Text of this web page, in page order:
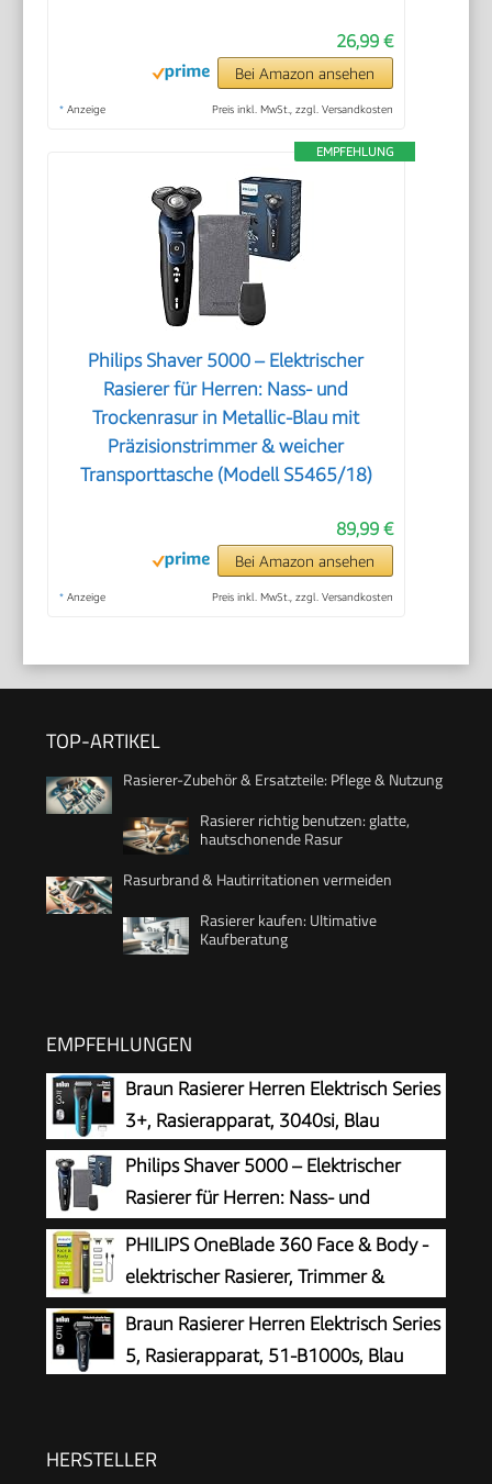
26,99 €
Bei Amazon ansehen
* Anzeige Preis inkl. MwSt., zzgl. Versandkosten
EMPFEHLUNG
Philips Shaver 5000 – Elektrischer
Rasierer für Herren: Nass- und
Trockenrasur in Metallic-Blau mit
Präzisionstrimmer & weicher
Transporttasche (Modell S5465/18)
89,99 €
Bei Amazon ansehen
* Anzeige Preis inkl. MwSt., zzgl. Versandkosten
TOP-ARTIKEL
Rasierer-Zubehör & Ersatzteile: Pflege & Nutzung
Rasierer richtig benutzen: glatte,
hautschonende Rasur
Rasurbrand & Hautirritationen vermeiden
Rasierer kaufen: Ultimative
Kaufberatung
EMPFEHLUNGEN
Braun Rasierer Herren Elektrisch Series
3+, Rasierapparat, 3040si, Blau
Philips Shaver 5000 – Elektrischer
Rasierer für Herren: Nass- und
Trockenrasur in Metallic-Blau mit
Präzisionstrimmer & weicher Transporttasche
(Modell S5465/18)
PHILIPS OneBlade 360 Face & Body -
elektrischer Rasierer, Trimmer &
Bodygroomer, 3x 360 Klingen, 3x
Trimmaufsätze (1/3/5 mm), 2x Körperaufsätze,
Nass- & Trockenrasur für Gesicht & Körper
Braun Rasierer Herren Elektrisch Series
5, Rasierapparat, 51-B1000s, Blau
HERSTELLER